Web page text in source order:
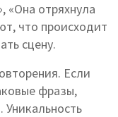
«Она отряхнула
что происходит
сцену.
Если
фразы,